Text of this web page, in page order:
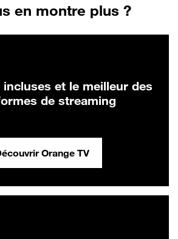
en montre plus ?
incluses et le meilleur des
de streaming
Orange TV